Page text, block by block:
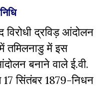
विरोधी द्रविड़ आंदोलन
तमिलनाडु में इस
बनाने वाले ई.वी.
17 सिंतंबर 1879-निधन